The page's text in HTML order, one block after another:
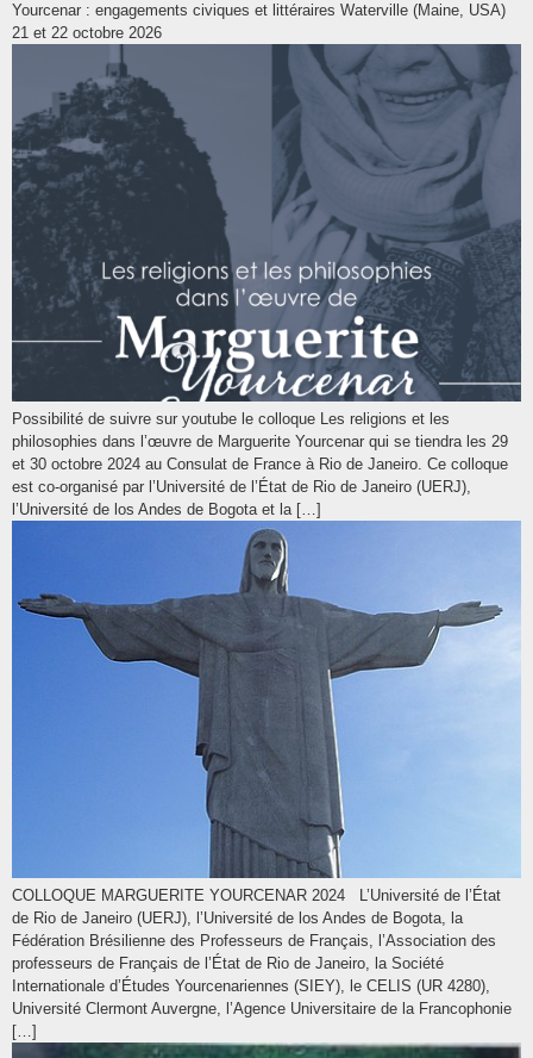
Yourcenar : engagements civiques et littéraires Waterville (Maine, USA)
21 et 22 octobre 2026
Possibilité de suivre sur youtube le colloque Les religions et les
philosophies dans l’œuvre de Marguerite Yourcenar qui se tiendra les 29
et 30 octobre 2024 au Consulat de France à Rio de Janeiro. Ce colloque
est co-organisé par l’Université de l’État de Rio de Janeiro (UERJ),
l’Université de los Andes de Bogota et la […]
COLLOQUE MARGUERITE YOURCENAR 2024 L’Université de l’État
de Rio de Janeiro (UERJ), l’Université de los Andes de Bogota, la
Fédération Brésilienne des Professeurs de Français, l’Association des
professeurs de Français de l’État de Rio de Janeiro, la Société
Internationale d’Études Yourcenariennes (SIEY), le CELIS (UR 4280),
Université Clermont Auvergne, l’Agence Universitaire de la Francophonie
[…]